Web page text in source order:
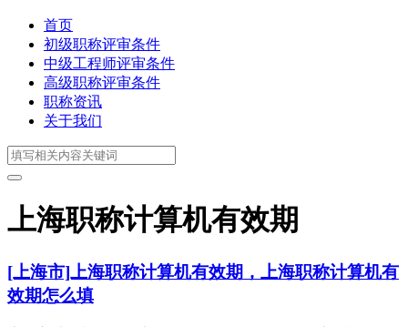
首页
初级职称评审条件
中级工程师评审条件
高级职称评审条件
职称资讯
关于我们
上海职称计算机有效期
[上海市]上海职称计算机有效期，上海职称计算机有
效期怎么填